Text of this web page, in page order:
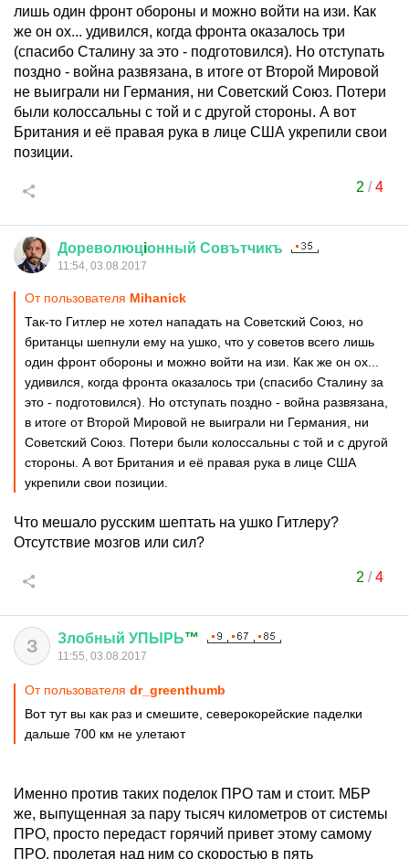
лишь один фронт обороны и можно войти на изи. Как
же он ох... удивился, когда фронта оказалось три
(спасибо Сталину за это - подготовился). Но отступать
поздно - война развязана, в итоге от Второй Мировой
не выиграли ни Германия, ни Советский Союз. Потери
были колоссальны с той и с другой стороны. А вот
Британия и её правая рука в лице США укрепили свои
позиции.
2 /4
Дореволюцiонный Совътчикъ
11:54, 03.08.2017
От пользователя Mihanick
Так-то Гитлер не хотел нападать на Советский Союз, но
британцы шепнули ему на ушко, что у советов всего лишь
один фронт обороны и можно войти на изи. Как же он ох...
удивился, когда фронта оказалось три (спасибо Сталину за
это - подготовился). Но отступать поздно - война развязана,
в итоге от Второй Мировой не выиграли ни Германия, ни
Советский Союз. Потери были колоссальны с той и с другой
стороны. А вот Британия и её правая рука в лице США
укрепили свои позиции.
Что мешало русским шептать на ушко Гитлеру?
Отсутствие мозгов или сил?
2 /4
З Злобный УПЫРЬ™
11:55, 03.08.2017
От пользователя dr_greenthumb
Вот тут вы как раз и смешите, северокорейские паделки
дальше 700 км не улетают
Именно против таких поделок ПРО там и стоит. МБР
же, выпущенная за пару тысяч километров от системы
ПРО, просто передаст горячий привет этому самому
ПРО, пролетая над ним со скоростью в пять